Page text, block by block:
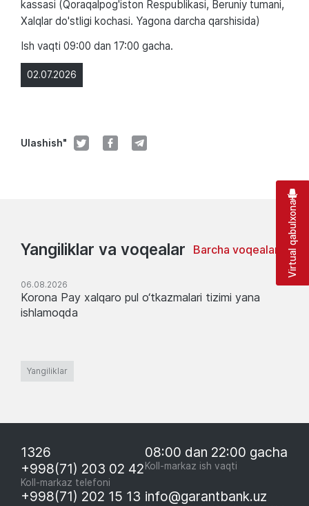
02.07.2026
Ulashish"
kassasi (Qoraqalpog'iston Respublikasi, Beruniy tumani,
Xalqlar do'stligi kochasi. Yagona darcha qarshisida)
Ish vaqti 09:00 dan 17:00 gacha.
Yangiliklar va voqealar Barcha voqealar
06.08.2026
Korona Pay xalqaro pul o‘tkazmalari tizimi yana
ishlamoqda
Yangiliklar
1326
+998(71) 203 02 42
Koll-markaz telefoni
08:00 dan 22:00 gacha
Koll-markaz ish vaqti
+998(71) 202 15 13 info@garantbank.uz
Virtual qabulxona